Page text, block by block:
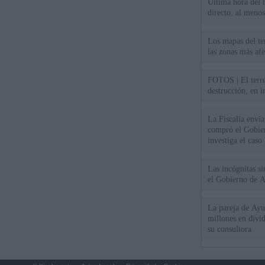
Última hora del
directo: al
Los mapas del
las zonas más
FOTOS | El
destrucción, en
La Fiscalía
compró el
investiga el caso
Las incógnitas
el Gobierno de
La pareja de
millones en
su consultora